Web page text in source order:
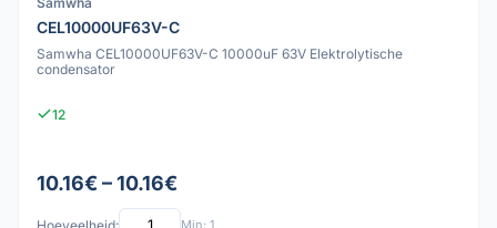
CEL10000UF63V-C
Samwha CEL10000UF63V-C 10000uF 63V Elektrolytische
condensator
12
10.16€ – 10.16€
Min: 1